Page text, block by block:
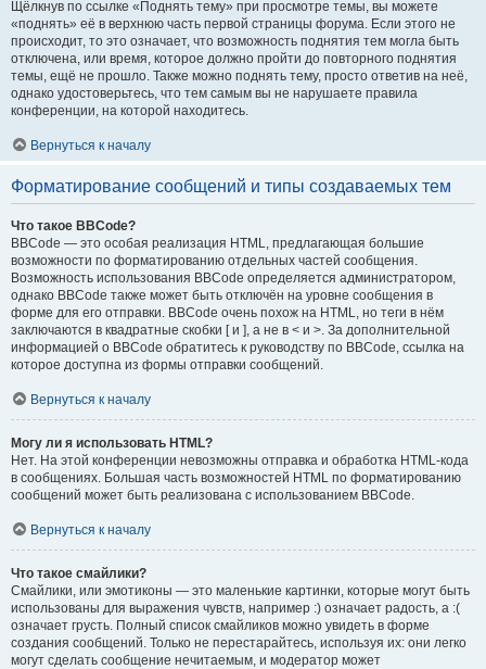
Щёлкнув по ссылке «Поднять тему» при просмотре темы, вы можете
«поднять» её в верхнюю часть первой страницы форума. Если этого не
происходит, то это означает, что возможность поднятия тем могла быть
отключена, или время, которое должно пройти до повторного поднятия
темы, ещё не прошло. Также можно поднять тему, просто ответив на неё,
однако удостоверьтесь, что тем самым вы не нарушаете правила
конференции, на которой находитесь.
Вернуться к началу
Форматирование сообщений и типы создаваемых тем
Что такое BBCode?
BBCode — это особая реализация HTML, предлагающая большие
возможности по форматированию отдельных частей сообщения.
Возможность использования BBCode определяется администратором,
однако BBCode также может быть отключён на уровне сообщения в
форме для его отправки. BBCode очень похож на HTML, но теги в нём
заключаются в квадратные скобки [ и ], а не в < и >. За дополнительной
информацией о BBCode обратитесь к руководству по BBCode, ссылка на
которое доступна из формы отправки сообщений.
Вернуться к началу
Могу ли я использовать HTML?
Нет. На этой конференции невозможны отправка и обработка HTML-кода
в сообщениях. Большая часть возможностей HTML по форматированию
сообщений может быть реализована с использованием BBCode.
Вернуться к началу
Что такое смайлики?
Смайлики, или эмотиконы — это маленькие картинки, которые могут быть
использованы для выражения чувств, например :) означает радость, а :(
означает грусть. Полный список смайликов можно увидеть в форме
создания сообщений. Только не перестарайтесь, используя их: они легко
могут сделать сообщение нечитаемым, и модератор может